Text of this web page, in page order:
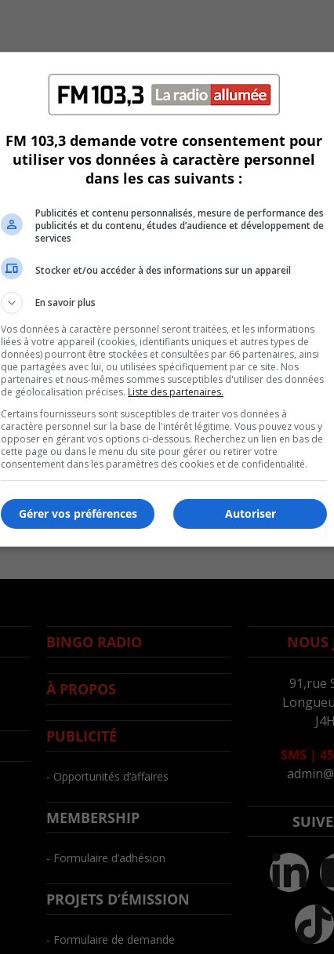
BINGO RADIO
À PROPOS
PUBLICITÉ
- Opportunités d’affaires
MEMBERSHIP
- Formulaire d’adhésion
PROJETS D’ÉMISSION
- Formulaire de demande
NOUS
91,rue
SMS |
FM 103,3 demande votre consentement pour
utiliser vos données à caractère personnel
dans les cas suivants :
Publicités et contenu personnalisés, mesure de performance des
publicités et du contenu, études d’audience et développement de
services
Stocker et/ou accéder à des informations sur un appareil
En savoir plus
Vos données à caractère personnel seront traitées, et les informations
liées à votre appareil (cookies, identifiants uniques et autres types de
données) pourront être stockées et consultées par 66 partenaires, ainsi
que partagées avec lui, ou utilisées spécifiquement par ce site. Nos
partenaires et nous-mêmes sommes susceptibles d'utiliser des données
de géolocalisation précises. Liste des partenaires.
Certains fournisseurs sont susceptibles de traiter vos données à
caractère personnel sur la base de l'intérêt légitime. Vous pouvez vous y
opposer en gérant vos options ci-dessous. Recherchez un lien en bas de
cette page ou dans le menu du site pour gérer ou retirer votre
consentement dans les paramètres des cookies et de confidentialité.
Autoriser
Gérer vos préférences